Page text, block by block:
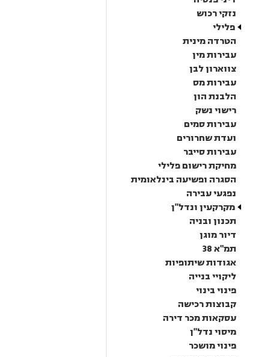
נזקי רכוש
פלילי
הטרדה מינית
עבירות מין
צווארון לבן
עבירות מס
הלבנת הון
רישוי נשק
עבירות סמים
ועדת שחרורים
עבירות סייבר
מחיקת רישום פלילי
הסגרה ופשיעה בינלאומית
נפגעי עבירה
מקרקעין ונדל"ן
תכנון ובניה
דיור מוגן
תמ"א 38
אגודות שיתופיות
ליקויי בנייה
פינוי בינוי
קבוצות רכישה
עסקאות מכר דירה
מיסוי נדל"ן
פינוי מושכר